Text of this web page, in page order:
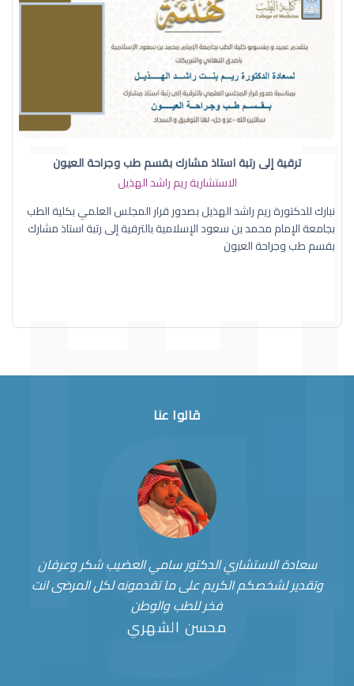
ترقية إلى رتبة استاذ مشارك بقسم طب وجراحة العيون
الاستشارية ريم راشد الهذيل
نبارك للدكتورة ريم راشد الهذيل بصدور قرار المجلس العلمي بكلية الطب
بجامعة الإمام محمد بن سعود الإسلامية بالترقية إلى رتبة استاذ مشارك
بقسم طب وجراحة العيون
قالوا عنا
سعادة الاستشاري الدكتور سامي العضيب شكر وعرفان
وتقدير لشخصكم الكريم على ما تقدمونه لكل المرضى انت
فخر للطب والوطن
محسن الشهري